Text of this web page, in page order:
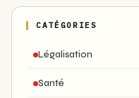
CATÉGORIES
Légalisation
Santé